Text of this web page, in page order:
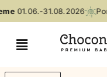
01.06.-31.08.2026